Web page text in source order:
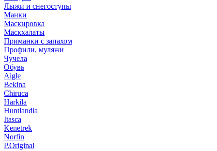
Лыжи и снегоступы
Манки
Маскировка
Маскхалаты
Приманки с запахом
Профили, муляжи
Чучела
Обувь
Aigle
Bekina
Chiruсa
Harkila
Huntlandia
Itasca
Kenetrek
Norfin
P.Original